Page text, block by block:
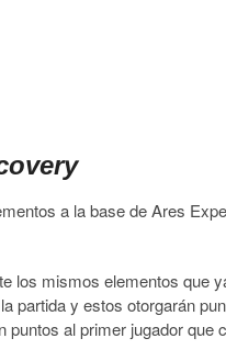
a la base de Ares
los mismos elementos que
partida y estos otorgarán
puntos al primer jugador que